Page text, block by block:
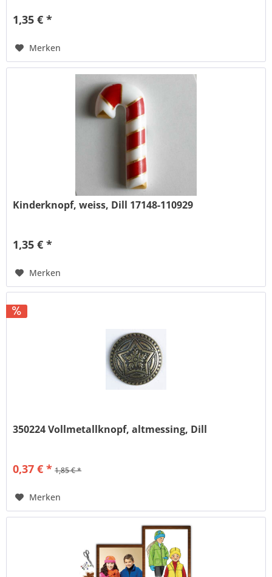
1,35 € *
Merken
Kinderknopf, weiss, Dill 17148-110929
1,35 € *
Merken
350224 Vollmetallknopf, altmessing, Dill
0,37 € * 1,85 € *
Merken